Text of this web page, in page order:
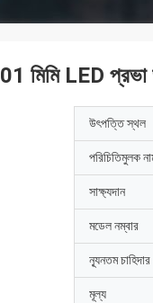
মিমি LED প্রভা
উৎপত্তি স্থল
পরিচিতিমুলক
সাক্ষ্যদান
মডেল নম্বার
ন্যূনতম চাহিদার
মূল্য